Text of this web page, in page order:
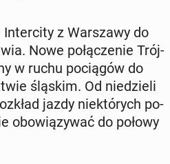
z War­sza­wy do
Nowe po­łą­cze­nie Trój­
w ruchu po­cią­gów do
śląskim. Od nie­dzie­li
jazdy nie­któ­rych po­
obo­wią­zy­wać do połowy